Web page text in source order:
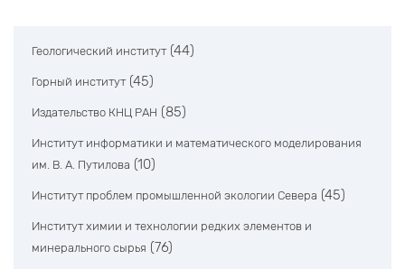
Геологический институт (44)
Горный институт (45)
Издательство КНЦ РАН (85)
Институт информатики и математического моделирования
им. В. А. Путилова (10)
Институт проблем промышленной экологии Севера (45)
Институт химии и технологии редких элементов и
минерального сырья (76)